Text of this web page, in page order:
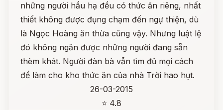
những người hầu hạ đều có thức ăn riêng, nhất
thiết không được đụng chạm đến ngự thiện, dù
là Ngọc Hoàng ăn thừa cũng vậy. Nhưng luật lệ
đó không ngăn được những người đang sẵn
thèm khát. Người đàn bà vẫn tìm đủ mọi cách
để làm cho kho thức ăn của nhà Trời hao hụt.
26-03-2015
⭐ 4.8